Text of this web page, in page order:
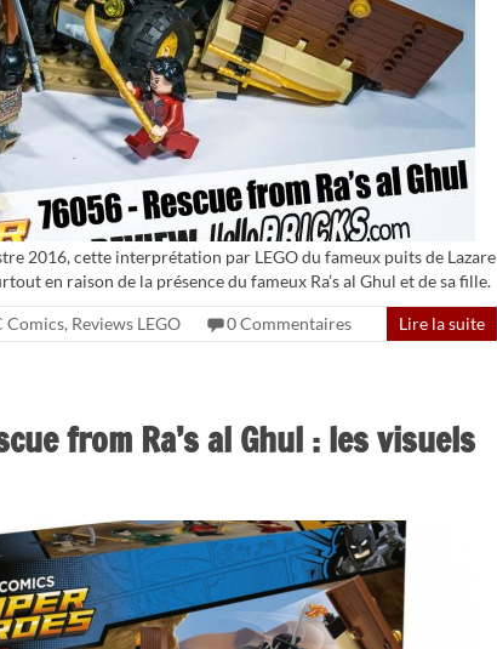
2016, cette interprétation par LEGO du fameux puits de Lazare
en raison de la présence du fameux Ra’s al Ghul et de sa fille.
Comics, Reviews LEGO 0 Commentaires Lire la suite
from Ra’s al Ghul : les visuels